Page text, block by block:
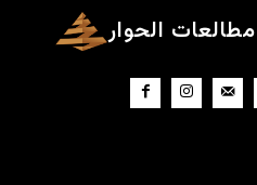
الحوار